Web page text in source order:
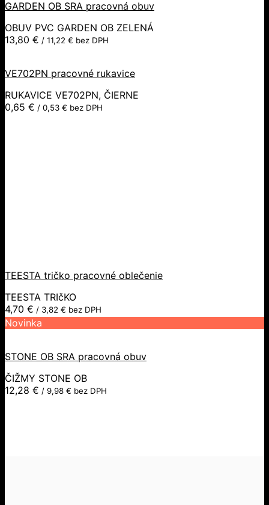
GARDEN OB SRA pracovná obuv
OBUV PVC GARDEN OB ZELENÁ
13,80 € / 11,22 € bez DPH
VE702PN pracovné rukavice
RUKAVICE VE702PN, ČIERNE
0,65 € / 0,53 € bez DPH
TEESTA tričko pracovné oblečenie
TEESTA TRIčKO
4,70 € / 3,82 € bez DPH
Novinka
STONE OB SRA pracovná obuv
ČIŽMY STONE OB
12,28 € / 9,98 € bez DPH